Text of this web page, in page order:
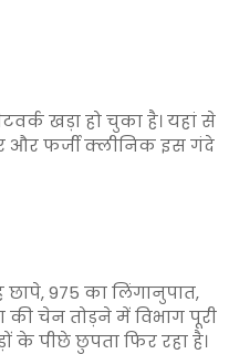
खड़ा हो चुका है। यहां से
और फर्जी क्लीनिक इस गंदे
छापे, 975 का लिंगानुपात,
चेन तोड़ने में विभाग पूरी
पीछे छुपता फिर रहा है।